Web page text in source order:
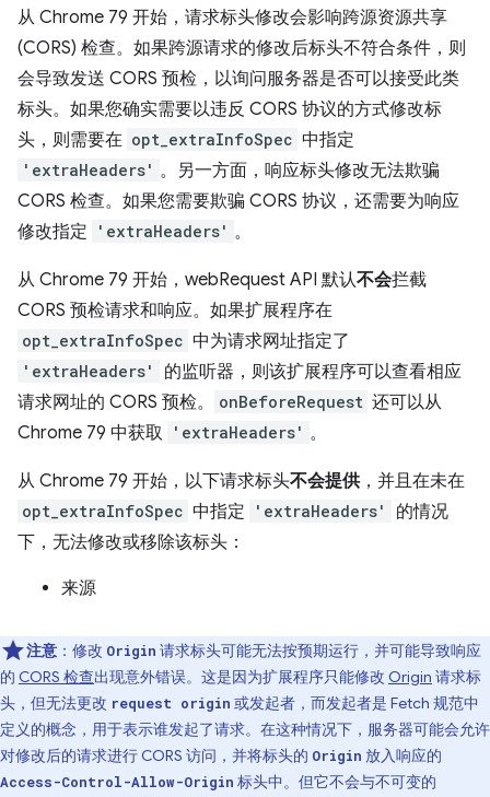
从 Chrome 79 开始，请求标头修改会影响跨源资源共享
(CORS) 检查。如果跨源请求的修改后标头不符合条件，则
会导致发送 CORS 预检，以询问服务器是否可以接受此类
标头。如果您确实需要以违反 CORS 协议的方式修改标
头，则需要在 opt_extraInfoSpec 中指定
'extraHeaders' 。另一方面，响应标头修改无法欺骗
CORS 检查。如果您需要欺骗 CORS 协议，还需要为响应
修改指定
'extraHeaders' 。
从 Chrome 79 开始，webRequest API 默认不会拦截
CORS 预检请求和响应。如果扩展程序在
opt_extraInfoSpec 中为请求网址指定了
'extraHeaders'
的监听器，则该扩展程序可以查看相应
请求网址的 CORS 预检。
onBeforeRequest 还可以从
Chrome 79 中获取
'extraHeaders' 。
从 Chrome 79 开始，以下请求标头不会提供 ，并且在未在
opt_extraInfoSpec 中指定 'extraHeaders'
的情况
下，无法修改或移除该标头：
来源
注意 ：修改 Origin 请求标头可能无法按预期运行，并可能导致响应
的 CORS 检查出现意外错误。这是因为扩展程序只能修改 Origin 请求标
头，但无法更改 request origin 或发起者，而发起者是 Fetch 规范中
定义的概念，用于表示谁发起了请求。在这种情况下，服务器可能会允许
对修改后的请求进行 CORS 访问，并将标头的 Origin 放入响应的
Access-Control-Allow-Origin 标头中。但它不会与不可变的